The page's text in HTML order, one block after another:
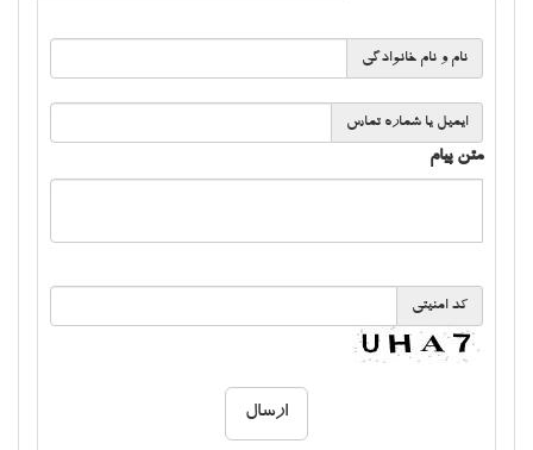
نام و نام خانوادگی
ایمیل یا شماره تماس
متن پیام
کد امنیتی